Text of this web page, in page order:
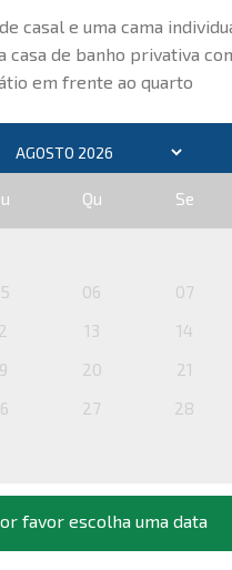
casal e uma cama
casa de banho privativa
em frente ao quarto
Qu Se
06 07
13 14
20 21
27 28
favor escolha uma data